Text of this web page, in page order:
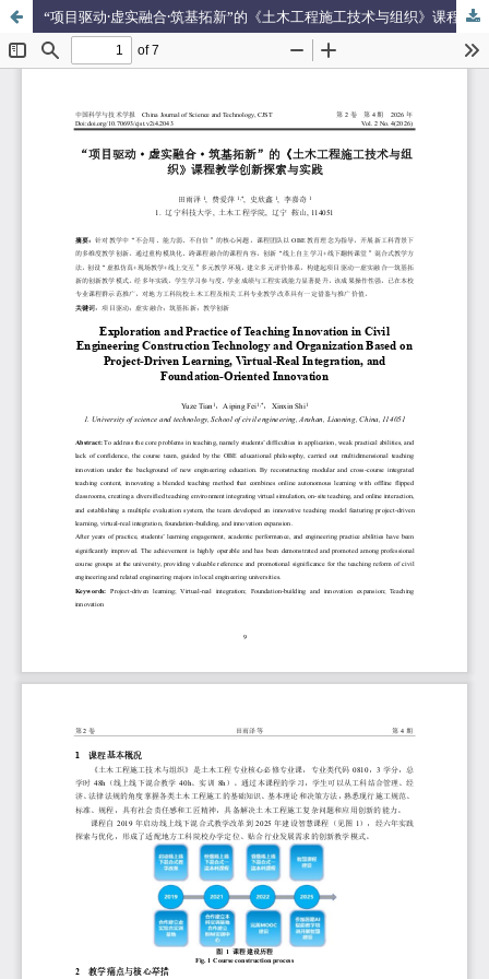
“项目驱动·虚实融合·筑基拓新”的《土木工程施工技术与组织》课程教学创新探索与实践